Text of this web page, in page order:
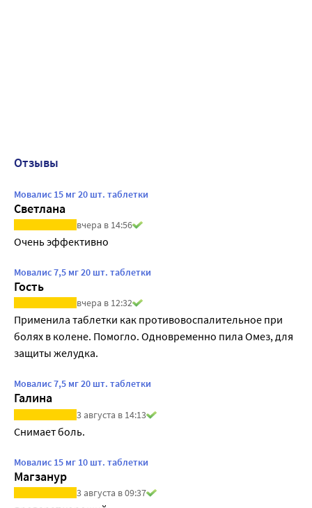
Отзывы
Мовалис 15 мг 20 шт. таблетки
Светлана
вчера в 14:56
Очень эффективно
Мовалис 7,5 мг 20 шт. таблетки
Гость
вчера в 12:32
Применила таблетки как противовоспалительное при
болях в колене. Помогло. Одновременно пила Омез, для
защиты желудка.
Мовалис 7,5 мг 20 шт. таблетки
Галина
3 августа в 14:13
Снимает боль.
Мовалис 15 мг 10 шт. таблетки
Магзанур
3 августа в 09:37